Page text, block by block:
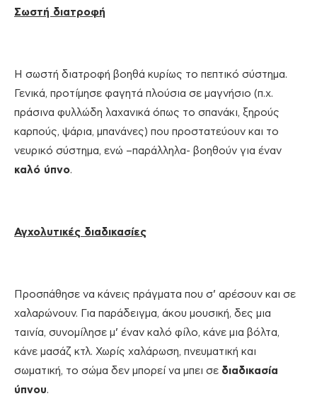
Σωστή διατροφή
Η σωστή διατροφή βοηθά κυρίως το πεπτικό σύστημα.
Γενικά, προτίμησε φαγητά πλούσια σε μαγνήσιο (π.χ.
πράσινα φυλλώδη λαχανικά όπως το σπανάκι, ξηρούς
καρπούς, ψάρια, μπανάνες) που προστατεύουν και το
νευρικό σύστημα, ενώ –παράλληλα- βοηθούν για έναν
καλό ύπνο.
Αγχολυτικές διαδικασίες
Προσπάθησε να κάνεις πράγματα που σ’ αρέσουν και σε
χαλαρώνουν. Για παράδειγμα, άκου μουσική, δες μια
ταινία, συνομίλησε μ’ έναν καλό φίλο, κάνε μια βόλτα,
κάνε μασάζ κτλ. Χωρίς χαλάρωση, πνευματική και
σωματική, το σώμα δεν μπορεί να μπει σε διαδικασία
ύπνου.